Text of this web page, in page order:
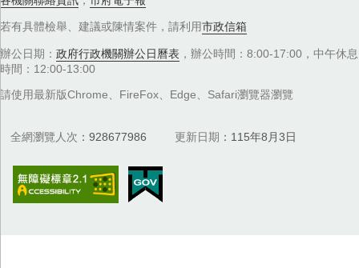
若有具體檢舉、建議或陳情案件，請利用市政信箱
辦公日期： 政府行政機關辦公日曆表 ，辦公時間：8:00-17:00，中午休息
時間：12:00-13:00
請使用最新版Chrome、FireFox、Edge、Safari瀏覽器瀏覽
全網瀏覽人次 928677986 更新日期 115年8月3日